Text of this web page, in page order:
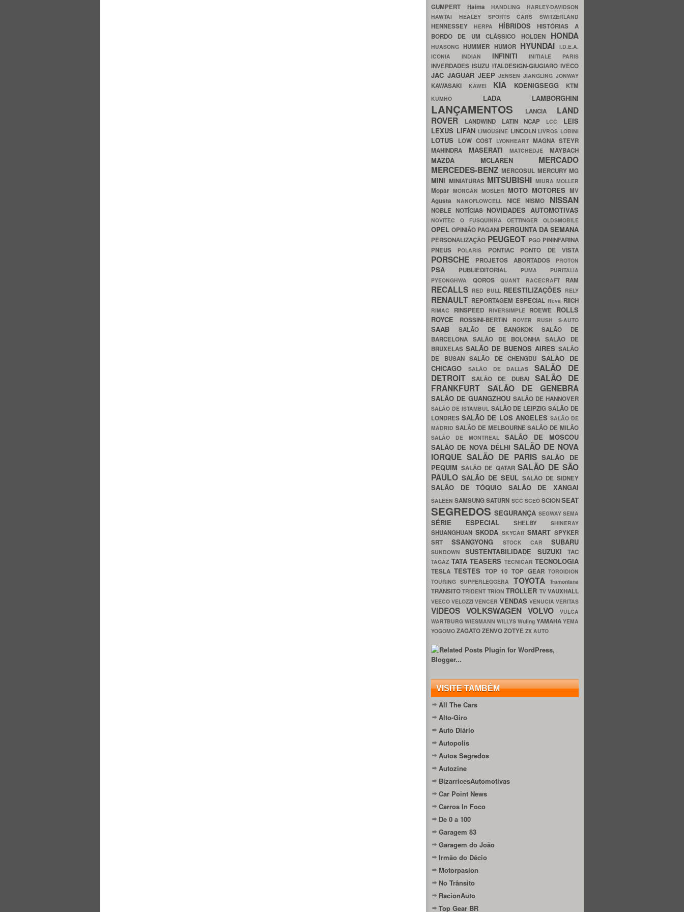
GUMPERT HaimaHANDLINGHARLEY-DAVIDSON
HAWTAI HEALEY SPORTS CARS SWITZERLAND
HENNESSEY HERPA HÍBRIDOSHISTÓRIAS A
BORDO DE UM CLÁSSICO HOLDEN HONDA
HUASONGHUMMER HUMOR HYUNDAI I.D.E.A.
ICONIA INDIAN INFINITIINITIALE PARIS
INVERDADESISUZU ITALDESIGN-GIUGIAROIVECO
JAC JAGUAR JEEPJENSENJIANGLINGJONWAY
KAWASAKI KAWEI KIA KOENIGSEGG KTM
KUMHO LADA LAMBORGHINI
LANÇAMENTOS LANCIA LAND
ROVER
LANDWIND LATIN NCAP LCC LEIS
LEXUS LIFAN LIMOUSINE LINCOLN LIVROS LOBINI
LOTUS LOW COST LYONHEART MAGNA STEYR
MAHINDRA MASERATIMATCHEDJEMAYBACH
MAZDA MCLAREN MERCADO
MERCEDES-BENZMERCOSUL MERCURYMG
MINI MINIATURAS MITSUBISHI MIURA MOLLER
Mopar MORGAN MOSLER MOTO MOTORES MV
Agusta NANOFLOWCELL NICENISMO NISSAN
NOBLE NOTÍCIAS NOVIDADES AUTOMOTIVAS
NOVITEC O FUSQUINHA OETTINGER OLDSMOBILE
OPEL OPINIÃO PAGANI PERGUNTA DA SEMANA
PERSONALIZAÇÃO PEUGEOT PGO PININFARINA
PNEUS
POLARIS PONTIAC PONTO DE VISTA
PORSCHE PROJETOS ABORTADOS PROTON
PSA PUBLIEDITORIAL PUMA PURITALIA
PYEONGHWA QOROS QUANT RACECRAFT RAM
RECALLS RED BULL REESTILIZAÇÕES RELY
RENAULT REPORTAGEM ESPECIAL Reva RIICH
RIMAC RINSPEED RIVERSIMPLE ROEWE ROLLS
ROYCE
ROSSINI-BERTIN ROVER RUSH S-AUTO
SAAB SALÃO DE BANGKOKSALÃO DE
BARCELONA SALÃO DE BOLONHASALÃO DE
BRUXELAS SALÃO DE BUENOS AIRES SALÃO
DE BUSAN SALÃO DE CHENGDU SALÃO DE
CHICAGO
SALÃO DE DALLASSALÃO DE
DETROIT
SALÃO DE DUBAI SALÃO DE
FRANKFURT SALÃO DE GENEBRA
SALÃO DE GUANGZHOU SALÃO DE HANNOVER
SALÃO DE ISTAMBUL SALÃO DE LEIPZIGSALÃO DE
LONDRESSALÃO DE LOS ANGELES SALÃO DE
MADRID SALÃO DE MELBOURNESALÃO DE MILÃO
SALÃO DE MONTREAL SALÃO DE MOSCOU
SALÃO DE NOVA DÉLHI SALÃO DE NOVA
IORQUE SALÃO DE PARISSALÃO DE
PEQUIM SALÃO DE QATARSALÃO DE SÃO
PAULO SALÃO DE SEUL SALÃO DE SIDNEY
SALÃO DE TÓQUIO SALÃO DE XANGAI
SALEENSAMSUNGSATURN SCC SCEO SCIONSEAT
SEGREDOSSEGURANÇA SEGWAYSEMA
SÉRIE ESPECIAL SHELBY SHINERAY
SHUANGHUAN SKODA SKYCARSMART SPYKER
SRTSSANGYONG STOCK CAR SUBARU
SUNDOWNSUSTENTABILIDADE SUZUKITAC
TAGAZ TATA TEASERS TECNICAR TECNOLOGIA
TESLATESTES TOP 10TOP GEARTOROIDION
TOURING SUPPERLEGGERA TOYOTATramontana
TRÂNSITOTRIDENT TRIONTROLLER TVVAUXHALL
VEECOVELOZZIVENCER VENDAS VENUCIAVERITAS
VIDEOS VOLKSWAGEN VOLVO
VULCA
WARTBURG WIESMANN WILLYS Wuling YAMAHA YEMA
YOGOMO ZAGATOZENVOZOTYE ZX AUTO
VISITE TAMBÉM
All The Cars
Alto-Giro
Auto Diário
Autopolis
Autos Segredos
Autozine
BizarricesAutomotivas
Car Point News
Carros In Foco
De 0 a 100
Garagem 83
Garagem do João
Irmão do Décio
Motorpasion
No Trânsito
RacionAuto
Top Gear BR